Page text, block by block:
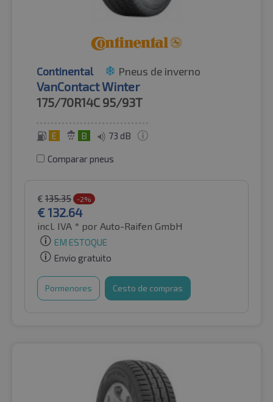
Continental Pneus de inverno
VanContact Winter
175/70R14C 95/93T
E B 73 dB
Comparar pneus
€ 135.35 -2%
€132.64
incl. IVA * por Auto-Raifen GmbH
EM ESTOQUE
Envio gratuito
Pormenores Cesto de compras